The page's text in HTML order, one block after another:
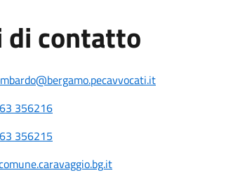
di contatto
356216
356215